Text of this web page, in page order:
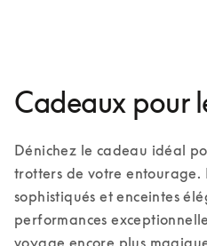
Cadeaux pour
Dénichez le cadeau idéal
trotters de votre entourage.
sophistiqués et enceintes
performances
voyage encore plus